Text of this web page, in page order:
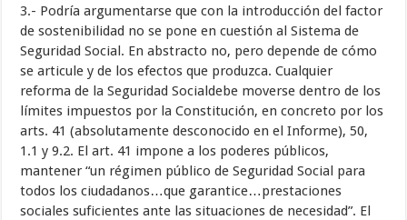
3.- Podría argumentarse que con la introducción del factor
de sostenibilidad no se pone en cuestión al Sistema de
Seguridad Social. En abstracto no, pero depende de cómo
se articule y de los efectos que produzca. Cualquier
reforma de la Seguridad Socialdebe moverse dentro de los
límites impuestos por la Constitución, en concreto por los
arts. 41 (absolutamente desconocido en el Informe), 50,
1.1 y 9.2. El art. 41 impone a los poderes públicos,
mantener “un régimen público de Seguridad Social para
todos los ciudadanos…que garantice…prestaciones
sociales suficientes ante las situaciones de necesidad”. El